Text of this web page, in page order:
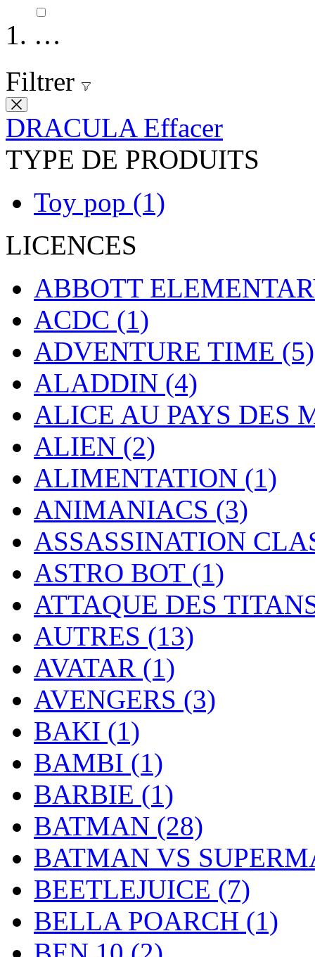
…
Filtrer
DRACULA Effacer
TYPE DE PRODUITS
Toy pop (1)
LICENCES
ABBOTT
ACDC (1)
ADVENTURE TIME (5)
ALADDIN (4)
ALICE AU PAYS DES
ALIEN (2)
ALIMENTATION (1)
ANIMANIACS (3)
ASSASSINATION
ASTRO BOT (1)
ATTAQUE DES
AUTRES (13)
AVATAR (1)
AVENGERS (3)
BAKI (1)
BAMBI (1)
BARBIE (1)
BATMAN (28)
BATMAN VS
BEETLEJUICE (7)
BELLA POARCH (1)